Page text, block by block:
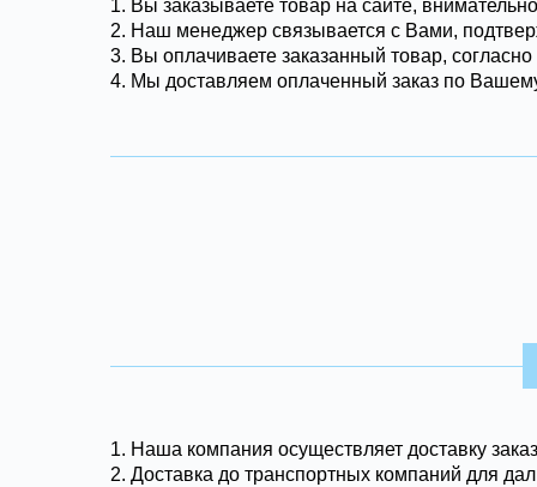
1. Вы заказываете товар на сайте,
2. Наш менеджер связывается с Вами,
3. Вы оплачиваете заказанный товар,
4. Мы доставляем оплаченный заказ по
1. Наша компания осуществляет доставку
2. Доставка до транспортных компаний для